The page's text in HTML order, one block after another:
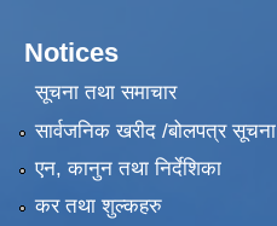
Notices
सूचना तथा समाचार
सार्वजनिक खरीद /बोलपत्र सूचना
एन, कानुन तथा निर्देशिका
कर तथा शुल्कहरु